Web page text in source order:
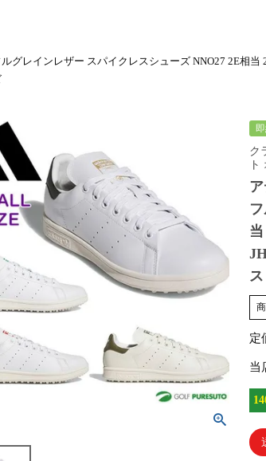
レインレザー スパイクレスシューズ NNO27 2E相当
ク
ト
定
当